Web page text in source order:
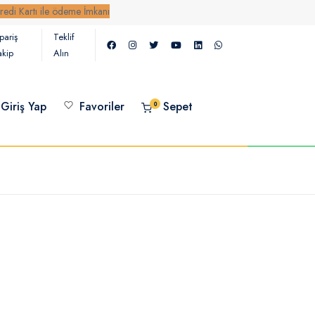
ile ödeme İmkanı
Teklif
Alın
Giriş Yap Favoriler 0 Sepet